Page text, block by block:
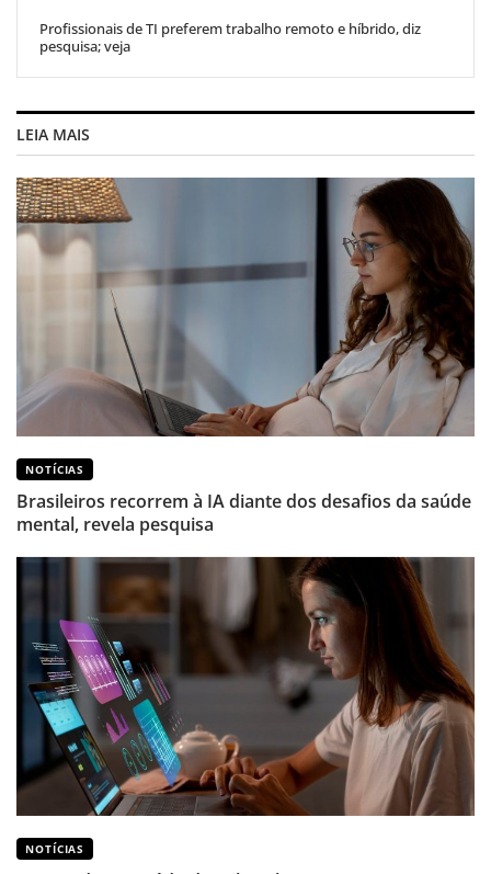
Profissionais de TI preferem trabalho remoto e híbrido, diz
pesquisa; veja
LEIA MAIS
NOTÍCIAS
Brasileiros recorrem à IA diante dos desafios da saúde
mental, revela pesquisa
NOTÍCIAS